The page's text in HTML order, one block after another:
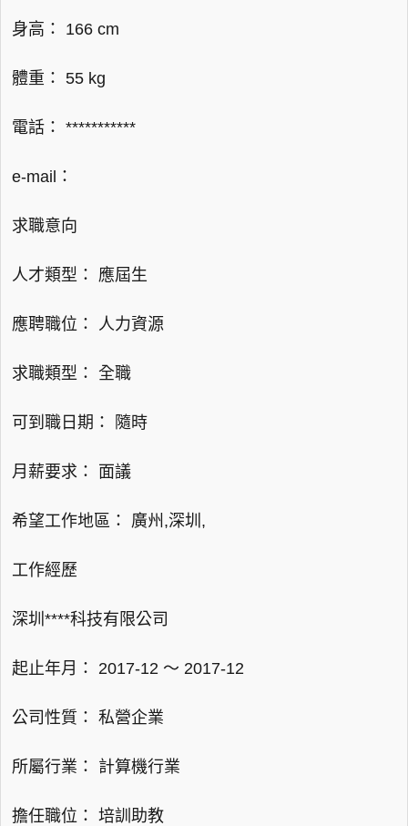
身高： 166 cm
體重： 55 kg
電話： ***********
e-mail：
求職意向
人才類型： 應屆生
應聘職位： 人力資源
求職類型： 全職
可到職日期： 隨時
月薪要求： 面議
希望工作地區： 廣州,深圳,
工作經歷
深圳****科技有限公司
起止年月： 2017-12 ～ 2017-12
公司性質： 私營企業
所屬行業： 計算機行業
擔任職位： 培訓助教